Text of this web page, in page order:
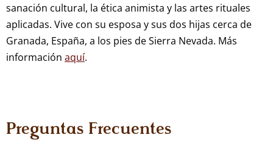
sanación cultural, la ética animista y las artes rituales
aplicadas. Vive con su esposa y sus dos hijas cerca de
Granada, España, a los pies de Sierra Nevada. Más
información aquí.
Preguntas Frecuentes